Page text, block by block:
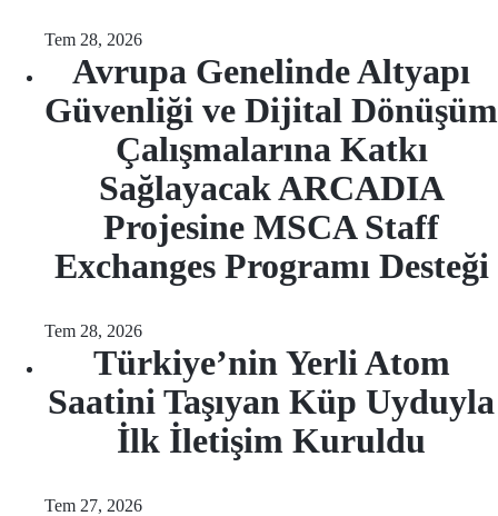
Tem 28, 2026
Avrupa Genelinde Altyapı
Güvenliği ve Dijital Dönüşüm
Çalışmalarına Katkı
Sağlayacak ARCADIA
Projesine MSCA Staff
Exchanges Programı Desteği
Tem 28, 2026
Türkiye’nin Yerli Atom
Saatini Taşıyan Küp Uyduyla
İlk İletişim Kuruldu
Tem 27, 2026